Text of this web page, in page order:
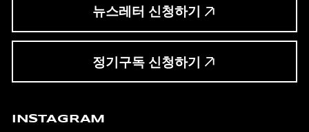
뉴스레터 신청하기
정기구독 신청하기
INSTAGRAM